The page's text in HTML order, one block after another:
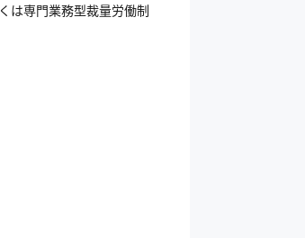
は専門業務型裁量労働制